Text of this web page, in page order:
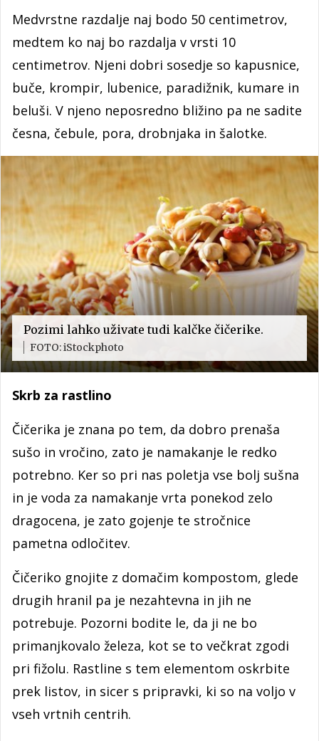
Medvrstne razdalje naj bodo 50 centimetrov,
medtem ko naj bo razdalja v vrsti 10
centimetrov. Njeni dobri sosedje so kapusnice,
buče, krompir, lubenice, paradižnik, kumare in
beluši. V njeno neposredno bližino pa ne sadite
česna, čebule, pora, drobnjaka in šalotke.
Pozimi lahko uživate tudi kalčke čičerike.
FOTO: iStockphoto
Skrb za rastlino
Čičerika je znana po tem, da dobro prenaša
sušo in vročino, zato je namakanje le redko
potrebno. Ker so pri nas poletja vse bolj sušna
in je voda za namakanje vrta ponekod zelo
dragocena, je zato gojenje te stročnice
pametna odločitev.
Čičeriko gnojite z domačim kompostom, glede
drugih hranil pa je nezahtevna in jih ne
potrebuje. Pozorni bodite le, da ji ne bo
primanjkovalo železa, kot se to večkrat zgodi
pri fižolu. Rastline s tem elementom oskrbite
prek listov, in sicer s pripravki, ki so na voljo v
vseh vrtnih centrih.